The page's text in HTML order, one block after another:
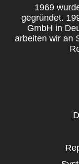
1969
gegründet.
GmbH in
arbeiten wir an